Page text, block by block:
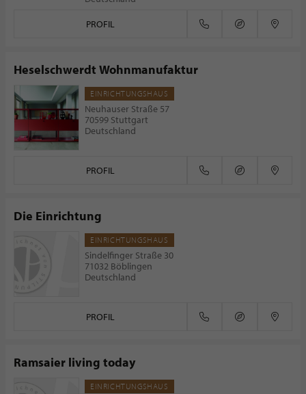
PROFIL
Heselschwerdt Wohnmanufaktur
EINRICHTUNGSHAUS
Neuhauser Straße 57
70599 Stuttgart
Deutschland
PROFIL
Die Einrichtung
EINRICHTUNGSHAUS
Sindelfinger Straße 30
71032 Böblingen
Deutschland
PROFIL
Ramsaier living today
EINRICHTUNGSHAUS